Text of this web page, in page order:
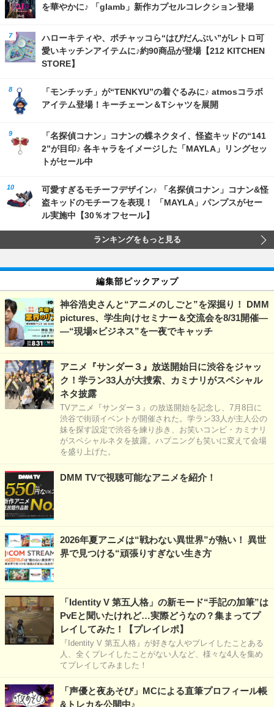
を華やかに♪ 「glamb」新作カプセルコレクション登場
ハローキティや、ポチャッコら“はぴだんぶい”がレトロ可
愛いキッチンアイテムに♪約90商品が登場【212 KITCHEN
STORE】
「モンチッチ」が“TENKYU”の着ぐるみに♪ atmosコラボ
アイテム登場！キーチェーン＆Tシャツを展開
「名探偵コナン」コナンの蝶ネクタイ、怪盗キッドの“141
2”が目印♪ 各キャラをイメージした「MAYLA」リングセッ
トがセール中
可愛すぎるモチーフデザイン♪ 「名探偵コナン」コナン&怪
盗キッドのモチーフを表現！ 「MAYLA」パンプスがセー
ル実施中【30％オフセール】
ランキングをもっと見る
編集部ピックアップ
神谷浩史さんと“アニメのしごと”を深掘り！ DMM
pictures、学生向けセミナー＆交流会を8/31開催―
―“現場×ビジネス”を一夜でキャッチ
アニメ『サンダー３』放送開始日に渋谷をジャッ
ク！学ラン33人が大捜索、カミナリがスペシャル
ネタ披露
TVアニメ『サンダー３』の放送開始を記念し、7月8日に
渋谷で街頭イベントが開催された。学ラン33人が主人公の
妹を探す設定で渋谷を練り歩き、お笑いコンビ・カミナリ
がスペシャルネタを披露。ハプニングも笑いに変えて会場
を盛り上げた。
DMM TVで視聴可能なアニメを紹介！
2026年夏アニメは“戦わない異世界”が熱い！ 異世
界で見つける“頑張りすぎない生き方
「Identity V 第五人格」の新モード“手記の加筆”は
PvEと聞いたけれど…実際どうなの？集まってプ
レイしてみた！【プレイレポ】
『Identity V 第五人格』が好きな人やプレイしたことある
人、全くプレイしたことがない人など、様々な4人を集め
てプレイしてみました！
「声優と夜あそび」MCによる直筆プロフィール帳
&トレカを公開中♪